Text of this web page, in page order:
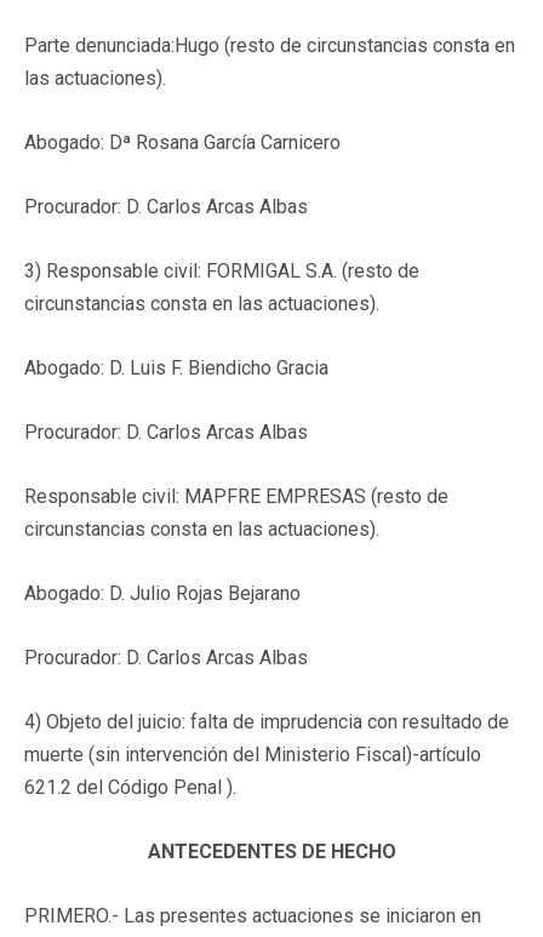
Parte denunciada:Hugo (resto de circunstancias consta en
las actuaciones).
Abogado: Dª Rosana García Carnicero
Procurador: D. Carlos Arcas Albas
3) Responsable civil: FORMIGAL S.A. (resto de
circunstancias consta en las actuaciones).
Abogado: D. Luis F. Biendicho Gracia
Procurador: D. Carlos Arcas Albas
Responsable civil: MAPFRE EMPRESAS (resto de
circunstancias consta en las actuaciones).
Abogado: D. Julio Rojas Bejarano
Procurador: D. Carlos Arcas Albas
4) Objeto del juicio: falta de imprudencia con resultado de
muerte (sin intervención del Ministerio Fiscal)-artículo
621.2 del Código Penal ).
ANTECEDENTES DE HECHO
PRIMERO.- Las presentes actuaciones se iniciaron en